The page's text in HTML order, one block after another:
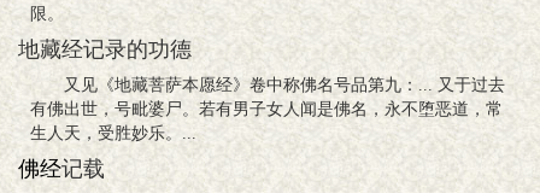
限。
地藏经记录的功德
又见《地藏菩萨本愿经》卷中称佛名号品第九：... 又于过去
有佛出世，号毗婆尸。若有男子女人闻是佛名，永不堕恶道，常
生人天，受胜妙乐。...
佛经记载